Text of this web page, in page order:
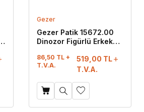
Gezer
Gezer Patik 15672.00
Dinozor Figürlü Erkek
86,50 TL +
T.V.A.
519,00 TL
T.V.A.